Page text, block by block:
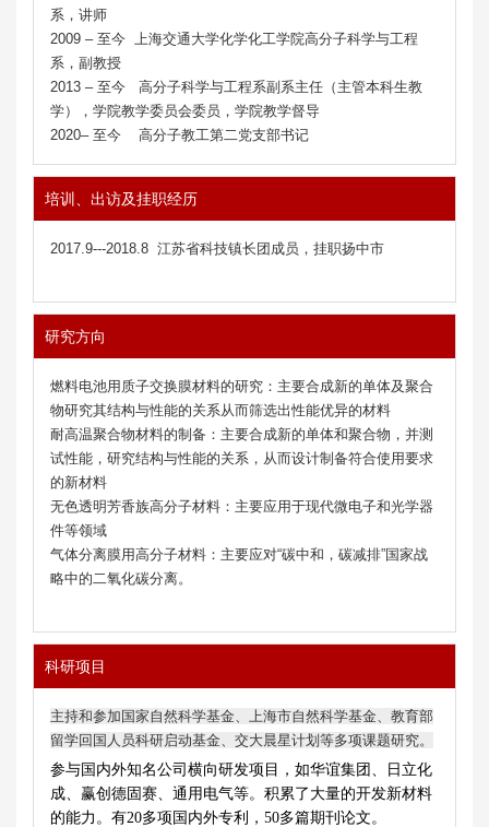
系，讲师
2009 – 至今 上海交通大学化学化工学院高分子科学与工程
系，副教授
2013 – 至今 高分子科学与工程系副系主任（主管本科生教
学），学院教学委员会委员，学院教学督导
2020– 至今 高分子教工第二党支部书记
培训、出访及挂职经历
2017.9---2018.8 江苏省科技镇长团成员，挂职扬中市
研究方向
燃料电池用质子交换膜材料的研究：主要合成新的单体及聚合
物研究其结构与性能的关系从而筛选出性能优异的材料
耐高温聚合物材料的制备：主要合成新的单体和聚合物，并测
试性能，研究结构与性能的关系，从而设计制备符合使用要求
的新材料
无色透明芳香族高分子材料：主要应用于现代微电子和光学器
件等领域
气体分离膜用高分子材料：主要应对“碳中和，碳减排”国家战
略中的二氧化碳分离。
科研项目
主持和参加国家自然科学基金、上海市自然科学基金、教育部
留学回国人员科研启动基金、交大晨星计划等多项课题研究。
参与国内外知名公司横向研发项目，如华谊集团、日立化
成、赢创德固赛、通用电气等。积累了大量的开发新材料
的能力。有20多项国内外专利，50多篇期刊论文。